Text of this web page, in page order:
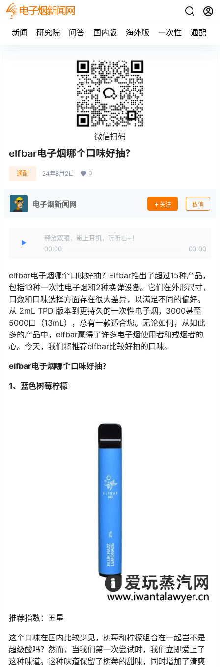
新闻 研究院 问答 国内版 海外版 一次性 通配
微信扫码
elfbar电子烟哪个口味好抽？
通配 24年8月2日 0
电子烟新闻网 关注 私信
释放双眼，带上耳机，听听看~！
00:00
00:00
elfbar电子烟哪个口味好抽？Elfbar推出了超过15种产品，
包括13种一次性电子烟和2种换弹设备。它们在外形尺寸，
口数和口味选择方面存在很大差异，以满足不同的偏好。
从 2mL TPD 版本到更持久的一次性电子烟，3000甚至
5000口（13mL），总有一款适合您。无论如何，从如此
多的产品中，elfbar赢得了许多电子烟使用者和戒烟者的
心。今天，我们将推荐elfbar比较好抽的口味。
elfbar电子烟哪个口味好抽？
1、蓝色树莓柠檬
推荐指数：五星
这个口味在国内比较少见，树莓和柠檬组合在一起岂不是
超级酸吗？然而，当我们第一次尝试时，我们立即爱上了
这种味道。这种味道保留了树莓的甜味，同时增加了清爽